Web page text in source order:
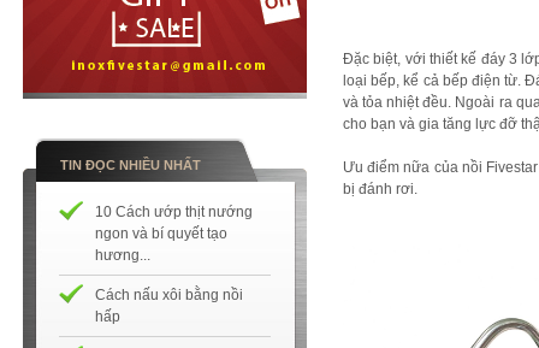
TIN ĐỌC NHIỀU NHẤT
10 Cách ướp thịt nướng
ngon và bí quyết tạo
hương...
Cách nấu xôi bằng nồi
hấp
Đặc biệt, với thiết kế đáy 3
loại bếp, kể cả bếp điện từ.
và tỏa nhiệt đều. Ngoài ra
cho bạn và gia tăng lực đỡ
Ưu điểm nữa của nồi
bị đánh rơi.